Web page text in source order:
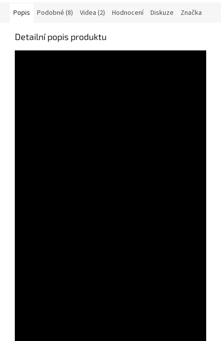
Popis Podobné (8) Videa (2) Hodnocení Diskuze Značka
Detailní popis produktu